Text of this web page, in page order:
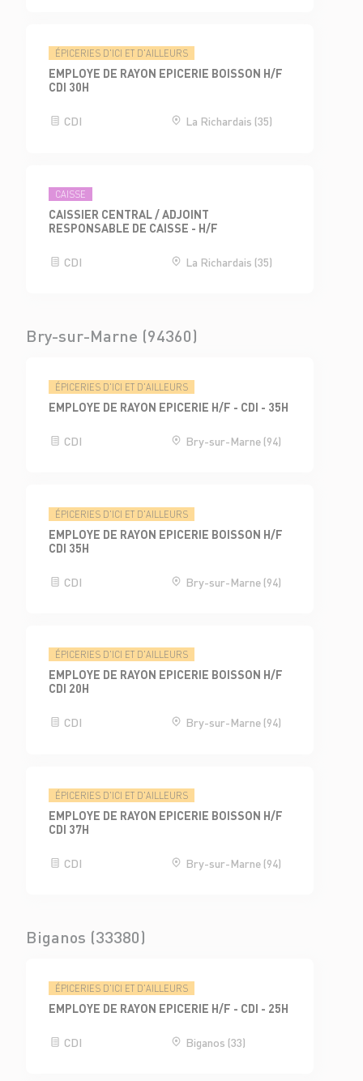
ÉPICERIES D'ICI ET D'AILLEURS
EMPLOYE DE RAYON EPICERIE BOISSON H/F
CDI 30H
CDI La Richardais (35)
CAISSE
CAISSIER CENTRAL / ADJOINT
RESPONSABLE DE CAISSE - H/F
CDI La Richardais (35)
Bry-sur-Marne (94360)
ÉPICERIES D'ICI ET D'AILLEURS
EMPLOYE DE RAYON EPICERIE H/F - CDI - 35H
CDI Bry-sur-Marne (94)
ÉPICERIES D'ICI ET D'AILLEURS
EMPLOYE DE RAYON EPICERIE BOISSON H/F
CDI 35H
CDI Bry-sur-Marne (94)
ÉPICERIES D'ICI ET D'AILLEURS
EMPLOYE DE RAYON EPICERIE BOISSON H/F
CDI 20H
CDI Bry-sur-Marne (94)
ÉPICERIES D'ICI ET D'AILLEURS
EMPLOYE DE RAYON EPICERIE BOISSON H/F
CDI 37H
CDI Bry-sur-Marne (94)
Biganos (33380)
ÉPICERIES D'ICI ET D'AILLEURS
EMPLOYE DE RAYON EPICERIE H/F - CDI - 25H
CDI Biganos (33)